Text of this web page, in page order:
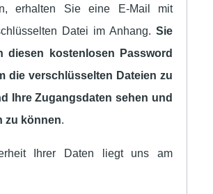
erhalten Sie eine E-Mail mit
Datei im Anhang. Sie
diesen kostenlosen Password
die verschlüsselten Dateien zu
Ihre Zugangsdaten sehen und
zu können.
Ihrer Daten liegt uns am